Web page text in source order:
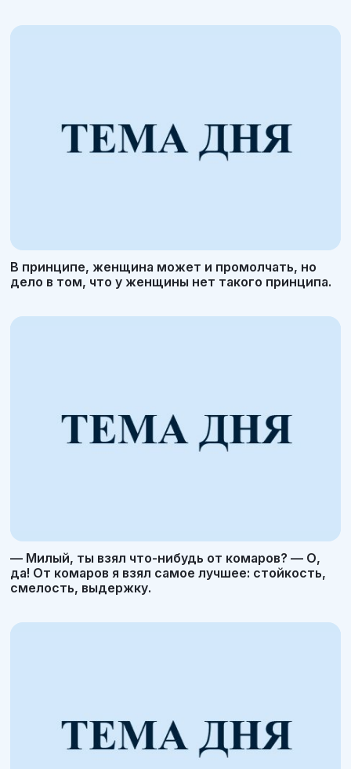
В принципе, женщина может и промолчать, но
дело в том, что у женщины нет такого принципа.
— Милый, ты взял что-нибудь от комаров? — О,
да! От комаров я взял самое лучшее: стойкость,
смелость, выдержку.